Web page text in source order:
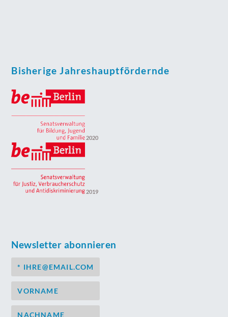
Bisherige Jahreshauptfördernde
2020
2019
Newsletter abonnieren